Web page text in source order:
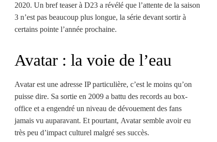
2020. Un bref teaser à D23 a révélé que l’attente de la saison
3 n’est pas beaucoup plus longue, la série devant sortir à
certains pointe l’année prochaine.
Avatar : la voie de l’eau
Avatar est une adresse IP particulière, c’est le moins qu’on
puisse dire. Sa sortie en 2009 a battu des records au box-
office et a engendré un niveau de dévouement des fans
jamais vu auparavant. Et pourtant, Avatar semble avoir eu
très peu d’impact culturel malgré ses succès.